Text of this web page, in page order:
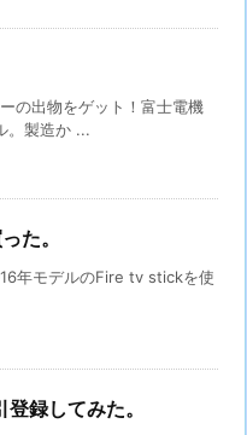
の出物をゲット！富士電機
。製造か ...
た。
年モデルのFire tv stickを使
録してみた。